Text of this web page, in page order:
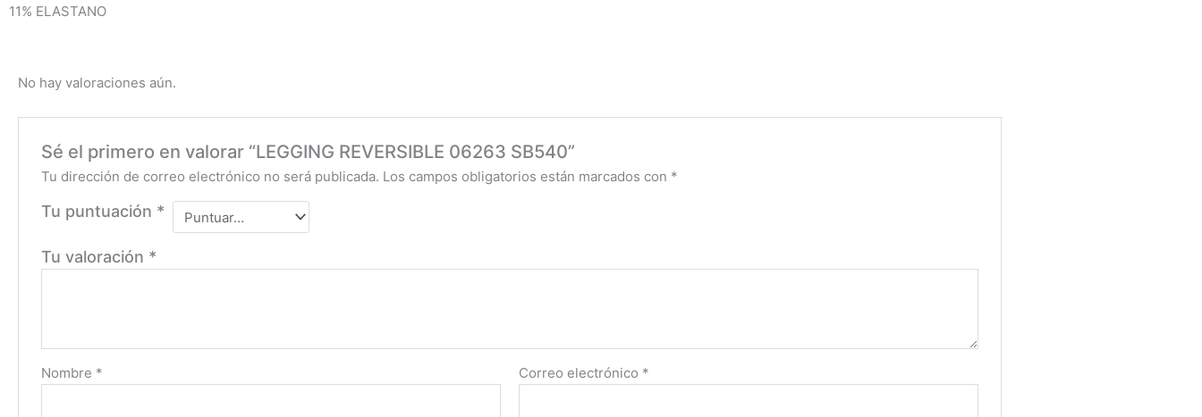
11% ELASTANO
No hay valoraciones aún.
Sé el primero en valorar “LEGGING REVERSIBLE 06263 SB540”
Tu dirección de correo electrónico no será publicada. Los campos obligatorios están marcados con *
Tu puntuación *
Tu valoración *
Nombre * Correo electrónico *